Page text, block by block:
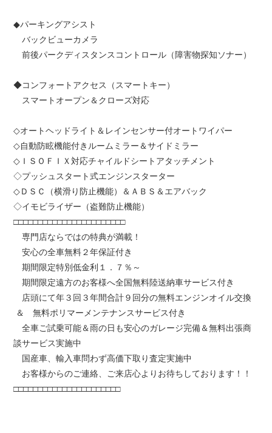
◆パーキングアシスト
バックビューカメラ
前後パークディスタンスコントロール（障害物探知ソナー）
◆コンフォートアクセス（スマートキー）
スマートオープン＆クローズ対応
◇オートヘッドライト＆レインセンサー付オートワイパー
◇自動防眩機能付きルームミラー＆サイドミラー
◇ＩＳＯＦＩＸ対応チャイルドシートアタッチメント
◇プッシュスタート式エンジンスターター
◇ＤＳＣ（横滑り防止機能）＆ＡＢＳ＆エアバック
◇イモビライザー（盗難防止機能）
□□□□□□□□□□□□□□□□□□□□□□□
専門店ならではの特典が満載！
安心の全車無料２年保証付き
期間限定特別低金利１．７％～
期間限定遠方のお客様へ全国無料陸送納車サービス付き
店頭にて年３回３年間合計９回分の無料エンジンオイル交換
＆ 無料ポリマーメンテナンスサービス付き
全車ご試乗可能＆雨の日も安心のガレージ完備＆無料出張商
談サービス実施中
国産車、輸入車問わず高価下取り査定実施中
お客様からのご連絡、ご来店心よりお待ちしております！！
□□□□□□□□□□□□□□□□□□□□□□